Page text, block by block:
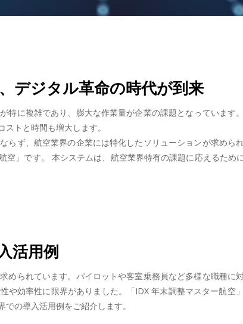
デジタル革命の時代が到来
特に複雑であり、膨大な作業量が企業の課題となっていま
トと時間も増大します。
らず、航空業界の企業には特化したソリューションが求め
」です。 本システムは、航空業界特有の課題に応えるた
活用例
められています。パイロットや客室乗務員など多様な職種
や効率性に限界がありました。「IDX 年末調整マスター航
の導入活用例をご紹介します。